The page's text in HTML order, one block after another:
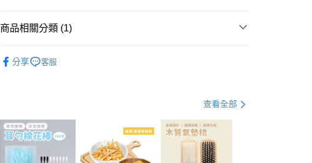
悠遊付
運送方式
宅配
商品相關分類 (1)
分享
客服
查看全部